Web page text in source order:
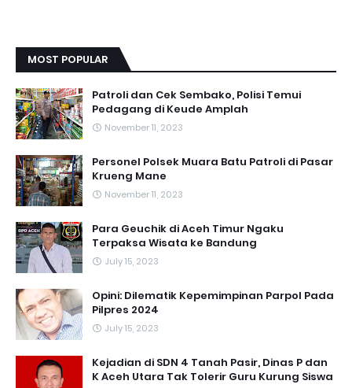
MOST POPULAR
Patroli dan Cek Sembako, Polisi Temui
Pedagang di Keude Amplah
November 11, 2023
Personel Polsek Muara Batu Patroli di Pasar
Krueng Mane
November 11, 2023
Para Geuchik di Aceh Timur Ngaku
Terpaksa Wisata ke Bandung
July 15, 2023
Opini: Dilematik Kepemimpinan Parpol Pada
Pilpres 2024
July 15, 2023
Kejadian di SDN 4 Tanah Pasir, Dinas P dan
K Aceh Utara Tak Tolerir Guru Kurung Siswa